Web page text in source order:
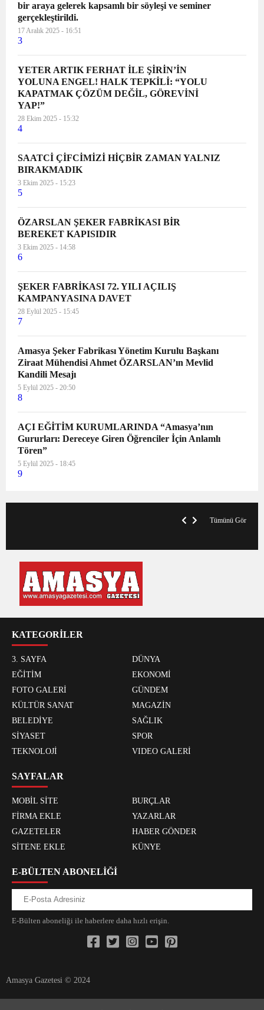
bir araya gelerek kapsamlı bir söyleşi ve seminer
gerçekleştirildi.
17 Aralık 2025 - 16:51
3
YETER ARTIK FERHAT İLE ŞİRİN’İN
YOLUNA ENGEL! HALK TEPKİLİ: “YOLU
KAPATMAK ÇÖZÜM DEĞİL, GÖREVİNİ
YAP!”
28 Ekim 2025 - 15:32
4
SAATCİ ÇİFCİMİZİ HİÇBİR ZAMAN YALNIZ
BIRAKMADIK
3 Ekim 2025 - 15:23
5
ÖZARSLAN ŞEKER FABRİKASI BİR
BEREKET KAPISIDIR
3 Ekim 2025 - 14:58
6
ŞEKER FABRİKASI 72. YILI AÇILIŞ
KAMPANYASINA DAVET
28 Eylül 2025 - 15:45
7
Amasya Şeker Fabrikası Yönetim Kurulu Başkanı
Ziraat Mühendisi Ahmet ÖZARSLAN’ın Mevlid
Kandili Mesajı
5 Eylül 2025 - 20:50
8
AÇI EĞİTİM KURUMLARINDA “Amasya’nın
Gururları: Dereceye Giren Öğrenciler İçin Anlamlı
Tören”
5 Eylül 2025 - 18:45
9
Tümünü Gör
KATEGORİLER
3. SAYFA
DÜNYA
EĞİTİM
EKONOMİ
FOTO GALERİ
GÜNDEM
KÜLTÜR SANAT
MAGAZİN
BELEDİYE
SAĞLIK
SİYASET
SPOR
TEKNOLOJİ
VIDEO GALERİ
SAYFALAR
MOBİL SİTE
BURÇLAR
FİRMA EKLE
YAZARLAR
GAZETELER
HABER GÖNDER
SİTENE EKLE
KÜNYE
E-BÜLTEN ABONELİĞİ
E-Bülten aboneliği ile haberlere daha hızlı erişin.
Amasya Gazetesi © 2024